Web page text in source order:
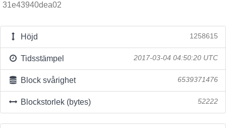
31e43940dea02
Höjd 1258615
Tidsstämpel 2017-03-04 04:50:20 UTC
Block svårighet 6539371476
Blockstorlek (bytes) 52222